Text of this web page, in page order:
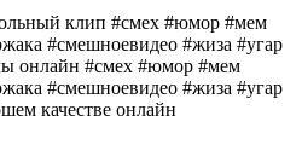
клип #смех #юмор #мем
#смешноевидео #жиза #угар
онлайн #смех #юмор #мем
#смешноевидео #жиза #угар
качестве онлайн